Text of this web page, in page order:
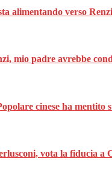
alimentando verso
mio padre avrebbe
cinese ha mentito
vota la fiducia a